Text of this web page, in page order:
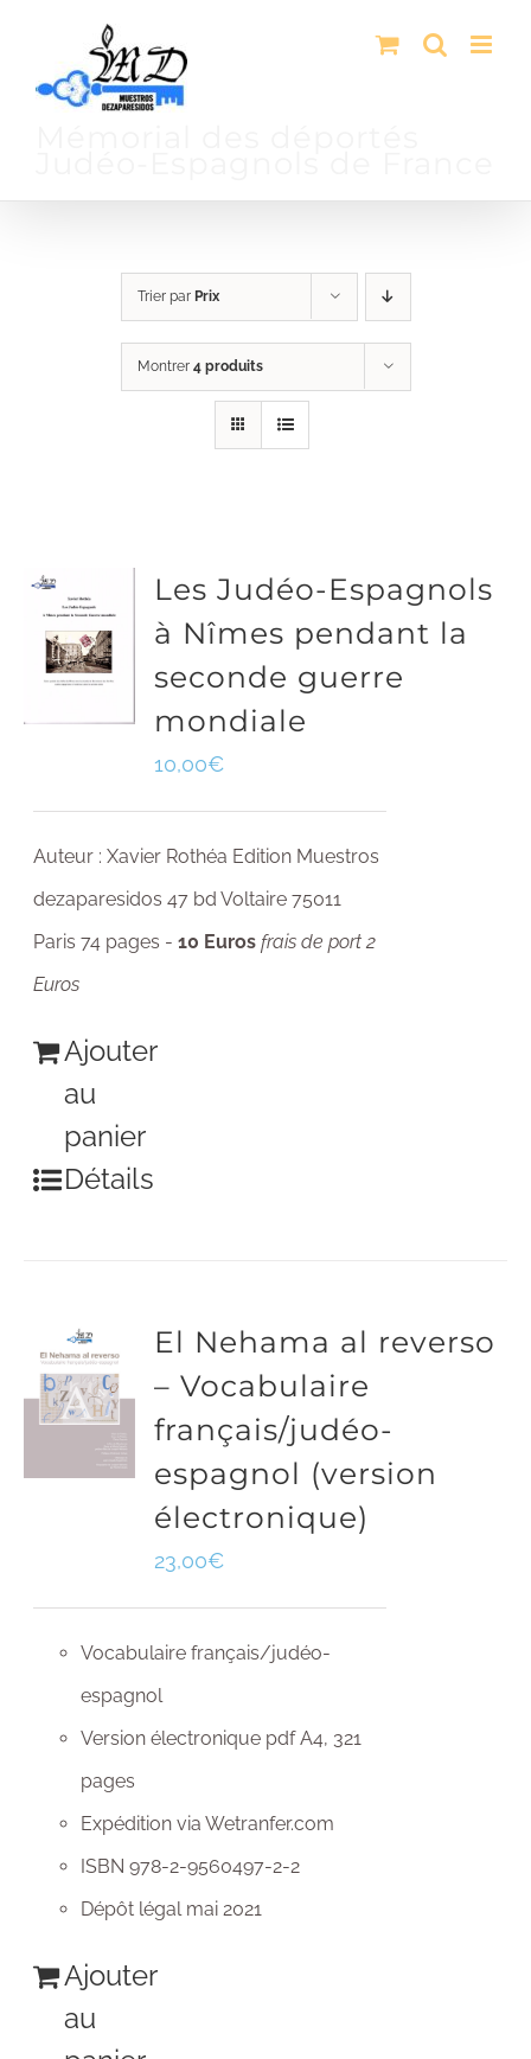
contenu
Trier par Prix
Montrer 4 produits
Les Judéo-Espagnols
à Nîmes pendant la
seconde guerre
mondiale
10,00€
Auteur : Xavier Rothéa Edition Muestros
dezaparesidos 47 bd Voltaire 75011
Paris 74 pages -10 Euros frais de port 2
Euros
Ajouter
au
panier
Détails
El Nehama al reverso
– Vocabulaire
français/judéo-
espagnol (version
électronique)
23,00€
Vocabulaire français/judéo-
espagnol
Version électronique pdf A4, 321
pages
Expédition via Wetranfer.com
ISBN 978-2-9560497-2-2
Dépôt légal mai 2021
Ajouter
au